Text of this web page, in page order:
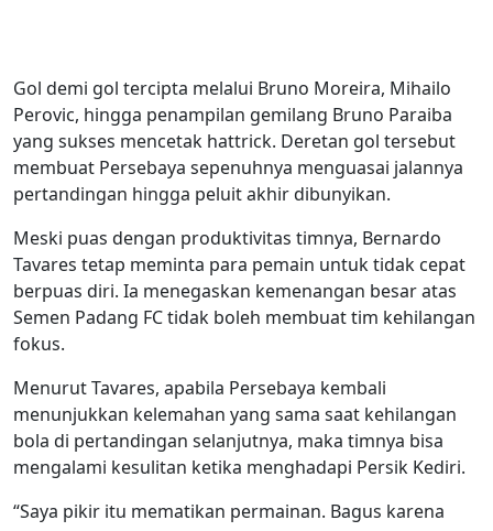
Gol demi gol tercipta melalui Bruno Moreira, Mihailo
Perovic, hingga penampilan gemilang Bruno Paraiba
yang sukses mencetak hattrick. Deretan gol tersebut
membuat Persebaya sepenuhnya menguasai jalannya
pertandingan hingga peluit akhir dibunyikan.
Meski puas dengan produktivitas timnya, Bernardo
Tavares tetap meminta para pemain untuk tidak cepat
berpuas diri. Ia menegaskan kemenangan besar atas
Semen Padang FC tidak boleh membuat tim kehilangan
fokus.
Menurut Tavares, apabila Persebaya kembali
menunjukkan kelemahan yang sama saat kehilangan
bola di pertandingan selanjutnya, maka timnya bisa
mengalami kesulitan ketika menghadapi Persik Kediri.
“Saya pikir itu mematikan permainan. Bagus karena